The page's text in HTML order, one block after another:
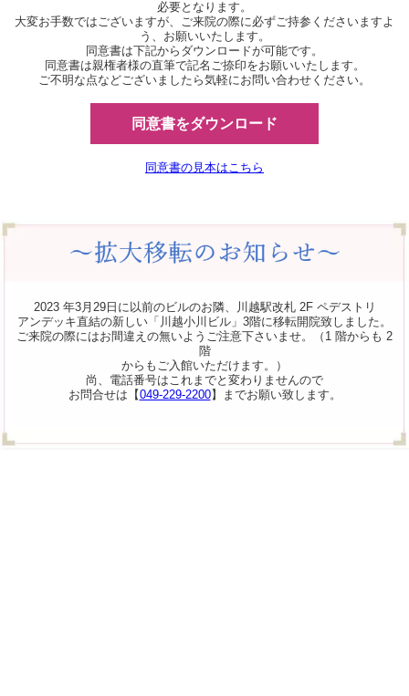
必要となります。
大変お手数ではございますが、ご来院の際に必ずご持参くださいますよ
う、お願いいたします。
同意書は下記からダウンロードが可能です。
同意書は親権者様の直筆で記名ご捺印をお願いいたします。
ご不明な点などございましたら気軽にお問い合わせください。
同意書をダウンロード
同意書の見本はこちら
2023 年3月29日に以前のビルのお隣、川越駅改札 2F ペデストリ
アンデッキ直結の新しい「川越小川ビル」3階に移転開院致しました。
ご来院の際にはお間違えの無いようご注意下さいませ。（1 階からも 2
階
からもご入館いただけます。）
尚、電話番号はこれまでと変わりませんので
お問合せは【049-229-2200】までお願い致します。